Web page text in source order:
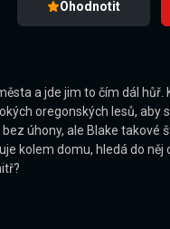
Ohodnotit
a jde jim to čím dál hůř.
oregonských lesů, aby
úhony, ale Blake takové
kolem domu, hledá do